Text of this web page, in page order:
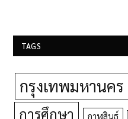
TAGS
กรุงเทพมหานคร
การศึกษา กาฬสินธุ์